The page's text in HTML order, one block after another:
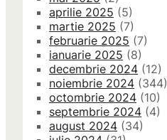
aprilie 2025 (5)
martie 2025 (7)
februarie 2025 (7)
ianuarie 2025 (8)
decembrie 2024 (12)
noiembrie 2024 (344)
octombrie 2024 (10)
septembrie 2024 (4)
august 2024 (34)